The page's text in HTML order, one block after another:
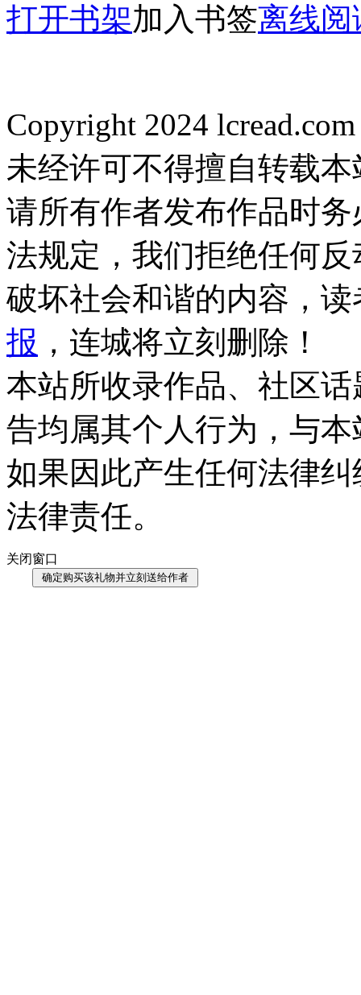
打开书架加入书签离线阅
Copyright 2024
未经许可不得擅自转载
请所有作者发布作品时
法规定，我们拒绝任何
破坏社会和谐的内容，
报 ，连城将立刻删除！
本站所收录作品、社区
告均属其个人行为，与
如果因此产生任何法律
法律责任。
关闭窗口